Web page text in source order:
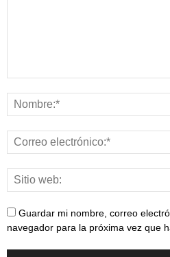
Guardar mi nombre, correo
navegador para la próxima vez que